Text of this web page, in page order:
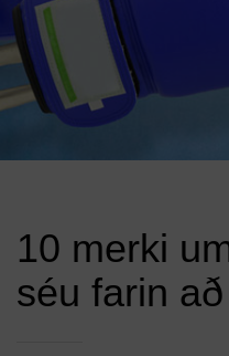
10 merki
séu farin